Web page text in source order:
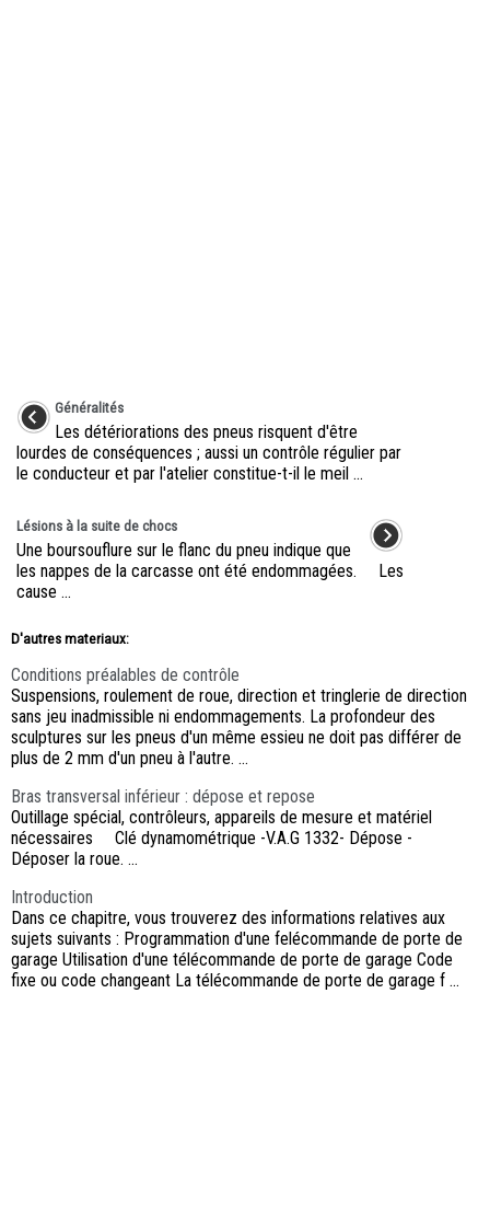
Généralités
Les détériorations des pneus risquent d'être
lourdes de conséquences ; aussi un contrôle régulier par
le conducteur et par l'atelier constitue-t-il le meil ...
Lésions à la suite de chocs
Une boursouflure sur le flanc du pneu indique que
les nappes de la carcasse ont été endommagées. Les
cause ...
D'autres materiaux:
Conditions préalables de contrôle
Suspensions, roulement de roue, direction et tringlerie de direction
sans jeu inadmissible ni endommagements. La profondeur des
sculptures sur les pneus d'un même essieu ne doit pas différer de
plus de 2 mm d'un pneu à l'autre. ...
Bras transversal inférieur : dépose et repose
Outillage spécial, contrôleurs, appareils de mesure et matériel
nécessaires Clé dynamométrique -V.A.G 1332- Dépose -
Déposer la roue. ...
Introduction
Dans ce chapitre, vous trouverez des informations relatives aux
sujets suivants : Programmation d'une felécommande de porte de
garage Utilisation d'une télécommande de porte de garage Code
fixe ou code changeant La télécommande de porte de garage f ...